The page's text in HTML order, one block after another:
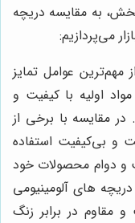
به مقایسه دریچه
می‌پردازیم:
مهم‌ترین عوامل تمایز
اولیه با کیفیت و
مقایسه با برخی از
و بی‌کیفیت استفاده
و دوام محصولات خود
های آلومینیومی
و مقاوم در برابر زنگ